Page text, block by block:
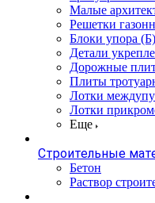
Малые
Решетки
Блоки упора (Б)
Детали
Дорожные
Плиты
Лотки
Лотки
Еще
Строительные
Бетон
Раствор